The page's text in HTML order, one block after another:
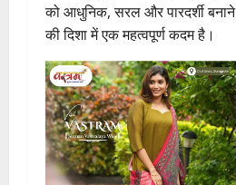
को आधुनिक, सरल और पारदर्शी बनाने
की दिशा में एक महत्वपूर्ण कदम है।